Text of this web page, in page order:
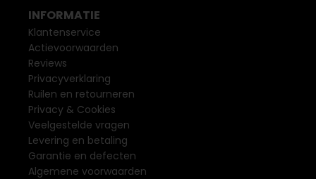
INFORMATIE
Klantenservice
Actievoorwaarden
Reviews
Privacyverklaring
Ruilen en retourneren
Privacy & Cookies
Veelgestelde vragen
Levering en betaling
Garantie en defecten
Algemene voorwaarden